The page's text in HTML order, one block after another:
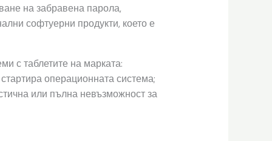
на забравена парола,
софтуерни продукти, което е
с таблетите на марката:
операционната система;
или пълна невъзможност за